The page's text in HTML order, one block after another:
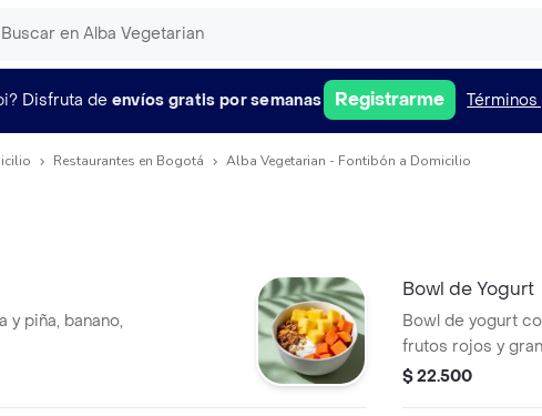
Disfruta de envíos gratis por semanas Registrarme
Restaurantes en Bogotá Alba Vegetarian - Fontibón a Domicilio
y piña, banano,
Bowl de Yogurt
Bowl de yogurt
frutos rojos y
$ 22.500